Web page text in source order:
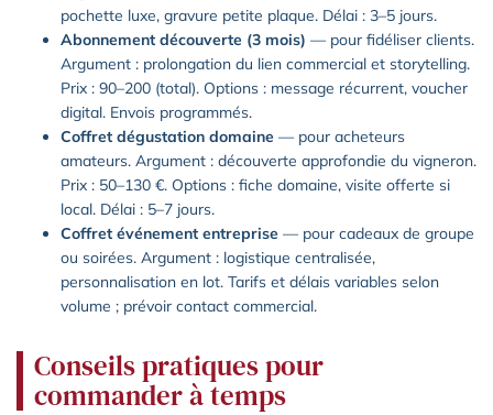
pochette luxe, gravure petite plaque. Délai : 3–5 jours.
Abonnement découverte (3 mois) — pour fidéliser clients.
Argument : prolongation du lien commercial et storytelling.
Prix : 90–200 (total). Options : message récurrent, voucher
digital. Envois programmés.
Coffret dégustation domaine — pour acheteurs
amateurs. Argument : découverte approfondie du vigneron.
Prix : 50–130 €. Options : fiche domaine, visite offerte si
local. Délai : 5–7 jours.
Coffret événement entreprise — pour cadeaux de groupe
ou soirées. Argument : logistique centralisée,
personnalisation en lot. Tarifs et délais variables selon
volume ; prévoir contact commercial.
Conseils pratiques pour
commander à temps